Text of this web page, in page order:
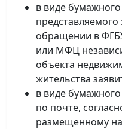
в виде
обращении в
или МФЦ
объекта
жительства
в виде
по почте,
размещенному